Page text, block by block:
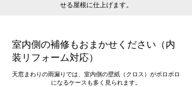
せる屋根に仕上げます。
室内側の補修もおまかせください（内
装リフォーム対応）
天窓まわりの雨漏りでは、室内側の壁紙（クロス）がボロボロ
になるケースも多く見られます。